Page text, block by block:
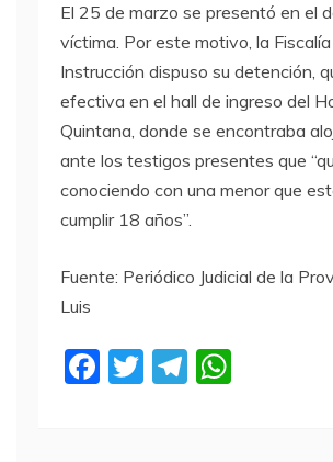
El 25 de marzo se presentó en el
víctima. Por este motivo, la
Instrucción dispuso su detención,
efectiva en el hall de ingreso del
Quintana, donde se encontraba
ante los testigos presentes que
conociendo con una menor que
cumplir 18 años”.
Fuente: Periódico Judicial de la
Luis
F
T
T